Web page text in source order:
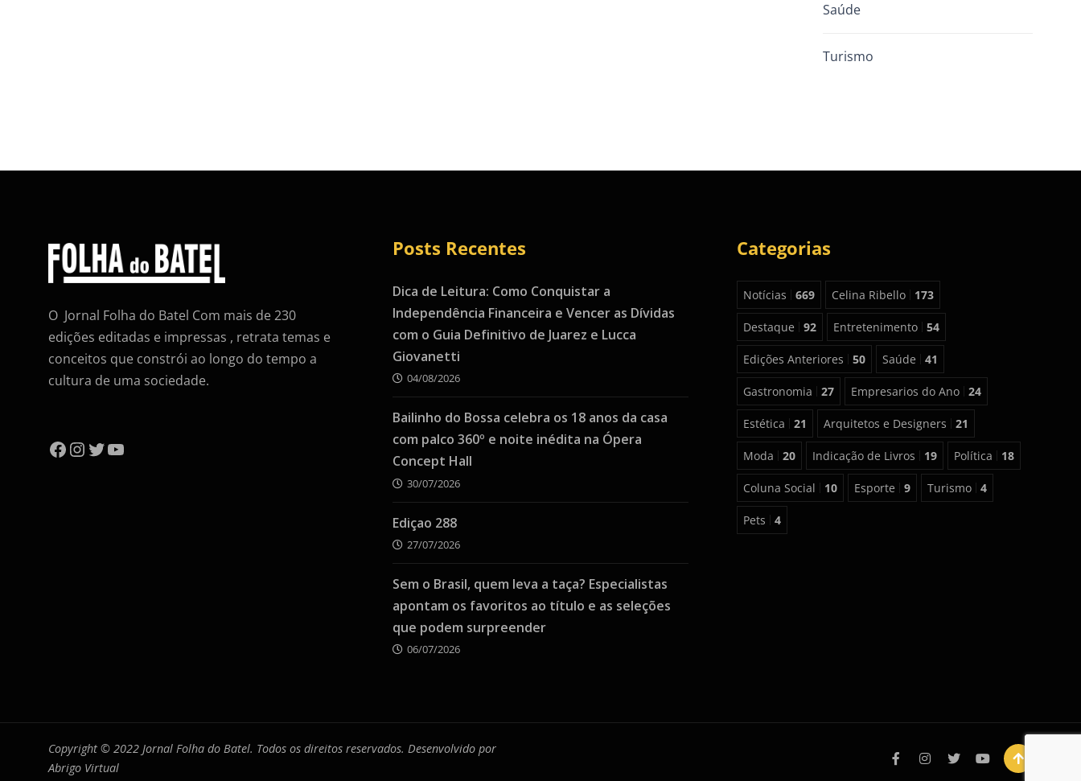
Saúde
Turismo
O Jornal Folha do Batel Com mais de 230
edições editadas e impressas , retrata temas e
conceitos que constrói ao longo do tempo a
cultura de uma sociedade.
Facebook
Instagram
Twitter
YouTube
Posts Recentes
Dica de Leitura: Como Conquistar a
Independência Financeira e Vencer as Dívidas
com o Guia Definitivo de Juarez e Lucca
Giovanetti
04/08/2026
Bailinho do Bossa celebra os 18 anos da casa
com palco 360º e noite inédita na Ópera
Concept Hall
30/07/2026
Ediçao 288
27/07/2026
Sem o Brasil, quem leva a taça? Especialistas
apontam os favoritos ao título e as seleções
que podem surpreender
06/07/2026
Categorias
Notícias 669 Celina Ribello 173
Destaque 92 Entretenimento 54
Edições Anteriores 50 Saúde 41
Gastronomia 27 Empresarios do Ano 24
Estética 21 Arquitetos e Designers 21
Moda 20 Indicação de Livros 19 Política 18
Coluna Social 10 Esporte 9 Turismo 4
Pets 4
Copyright © 2022 Jornal Folha do Batel. Todos os direitos reservados. Desenvolvido por
Abrigo Virtual